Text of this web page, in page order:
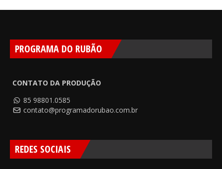
PROGRAMA DO RUBÃO
CONTATO DA PRODUÇÃO
85 98801.0585
contato@programadorubao.com.br
REDES SOCIAIS